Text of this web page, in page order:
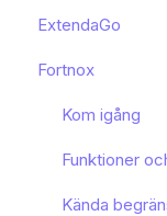
Kom igång
ExtendaGo
Fortnox
Kom igång
Funktioner
Kända